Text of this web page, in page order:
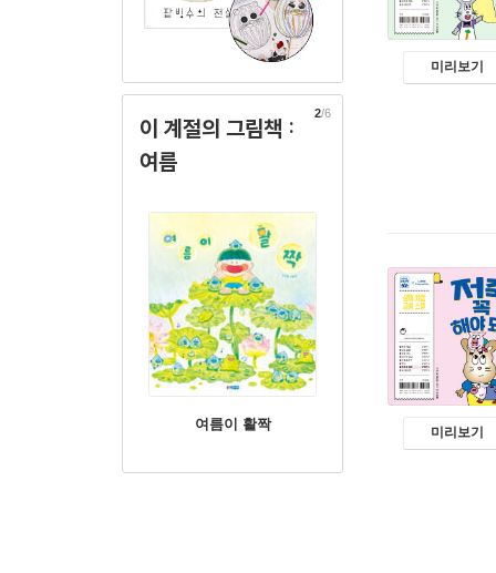
이 계절의 그림책 :
여름
여름이 활짝
2/6
미리보기
미리보기